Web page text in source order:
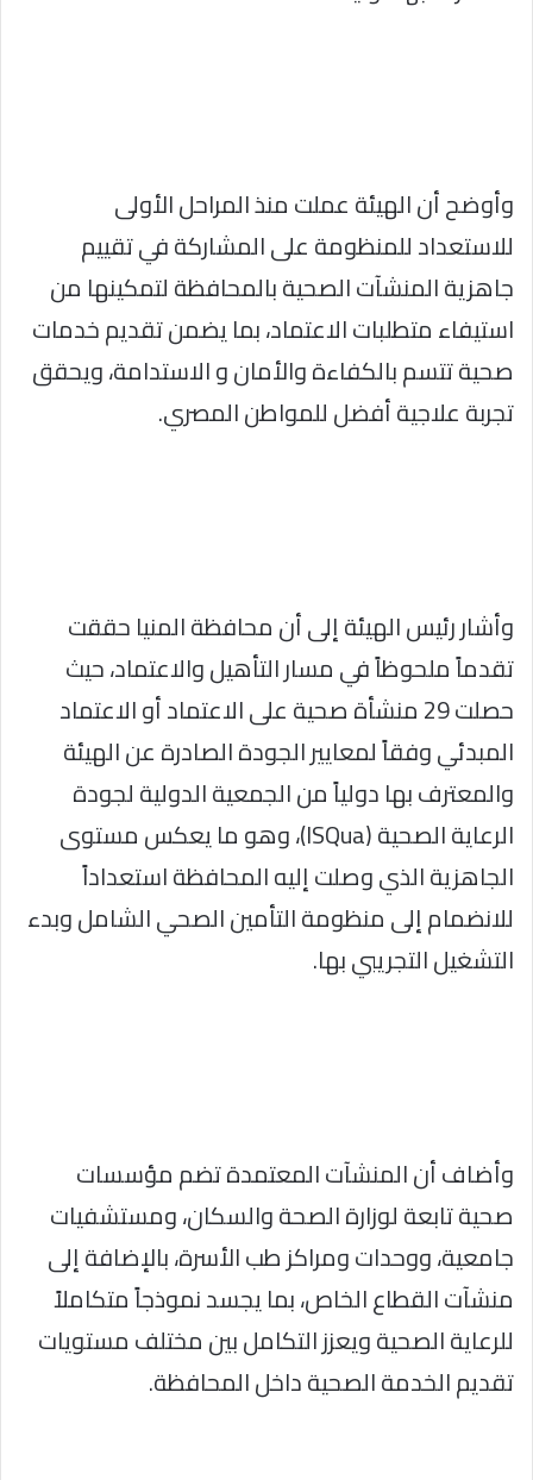
وأوضح أن الهيئة عملت منذ المراحل الأولى
للاستعداد للمنظومة على المشاركة في تقييم
جاهزية المنشآت الصحية بالمحافظة لتمكينها من
استيفاء متطلبات الاعتماد، بما يضمن تقديم خدمات
صحية تتسم بالكفاءة والأمان و الاستدامة، ويحقق
تجربة علاجية أفضل للمواطن المصري.
وأشار رئيس الهيئة إلى أن محافظة المنيا حققت
تقدماً ملحوظاً في مسار التأهيل والاعتماد، حيث
حصلت 29 منشأة صحية على الاعتماد أو الاعتماد
المبدئي وفقاً لمعايير الجودة الصادرة عن الهيئة
والمعترف بها دولياً من الجمعية الدولية لجودة
الرعاية الصحية (ISQua)، وهو ما يعكس مستوى
الجاهزية الذي وصلت إليه المحافظة استعداداً
للانضمام إلى منظومة التأمين الصحي الشامل وبدء
التشغيل التجريبي بها.
وأضاف أن المنشآت المعتمدة تضم مؤسسات
صحية تابعة لوزارة الصحة والسكان، ومستشفيات
جامعية، ووحدات ومراكز طب الأسرة، بالإضافة إلى
منشآت القطاع الخاص، بما يجسد نموذجاً متكاملاً
للرعاية الصحية ويعزز التكامل بين مختلف مستويات
تقديم الخدمة الصحية داخل المحافظة.